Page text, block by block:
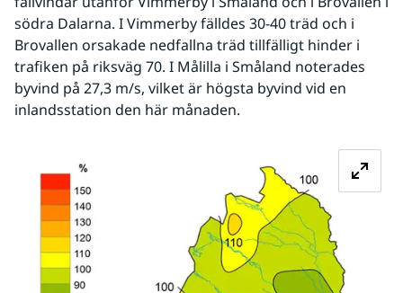
södra Dalarna. I Vimmerby fälldes 30-40 träd och i
Brovallen orsakade nedfallna träd tillfälligt hinder i
trafiken på riksväg 70. I Målilla i Småland noterades
byvind på 27,3 m/s, vilket är högsta byvind vid en
inlandsstation den här månaden.